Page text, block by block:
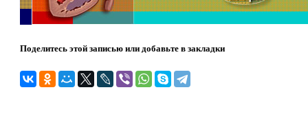
Поделитесь этой записью или добавьте в закладки